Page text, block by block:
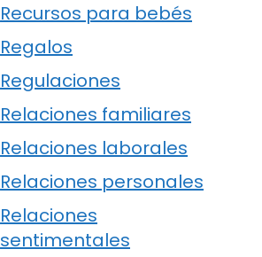
Recursos para bebés
Regalos
Regulaciones
Relaciones familiares
Relaciones laborales
Relaciones personales
Relaciones
sentimentales